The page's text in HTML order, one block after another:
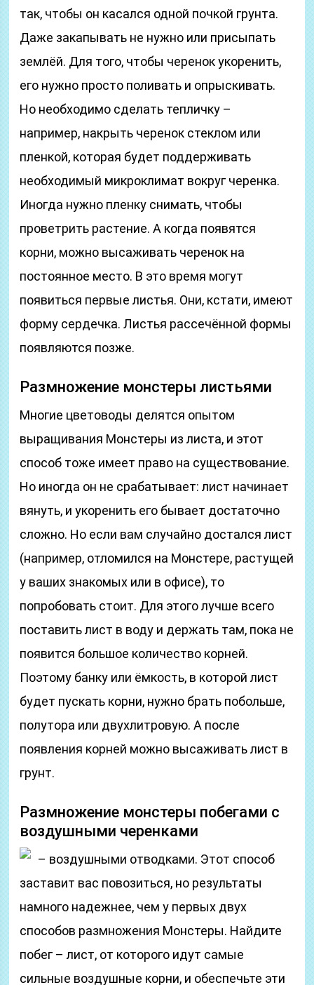
так, чтобы он касался одной почкой грунта.
Даже закапывать не нужно или присыпать
землёй. Для того, чтобы черенок укоренить,
его нужно просто поливать и опрыскивать.
Но необходимо сделать тепличку –
например, накрыть черенок стеклом или
пленкой, которая будет поддерживать
необходимый микроклимат вокруг черенка.
Иногда нужно пленку снимать, чтобы
проветрить растение. А когда появятся
корни, можно высаживать черенок на
постоянное место. В это время могут
появиться первые листья. Они, кстати, имеют
форму сердечка. Листья рассечённой формы
появляются позже.
Размножение монстеры листьями
Многие цветоводы делятся опытом
выращивания Монстеры из листа, и этот
способ тоже имеет право на существование.
Но иногда он не срабатывает: лист начинает
вянуть, и укоренить его бывает достаточно
сложно. Но если вам случайно достался лист
(например, отломился на Монстере, растущей
у ваших знакомых или в офисе), то
попробовать стоит. Для этого лучше всего
поставить лист в воду и держать там, пока не
появится большое количество корней.
Поэтому банку или ёмкость, в которой лист
будет пускать корни, нужно брать побольше,
полутора или двухлитровую. А после
появления корней можно высаживать лист в
грунт.
Размножение монстеры побегами с
воздушными черенками
– воздушными отводками. Этот способ
заставит вас повозиться, но результаты
намного надежнее, чем у первых двух
способов размножения Монстеры. Найдите
побег – лист, от которого идут самые
сильные воздушные корни, и обеспечьте эти